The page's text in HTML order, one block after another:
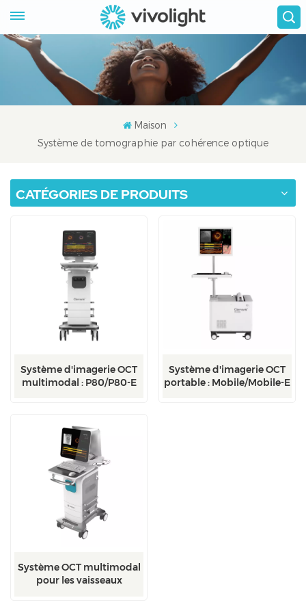
Maison
Système de tomographie par cohérence optique
CATÉGORIES DE PRODUITS
Système d'imagerie OCT
multimodal : P80/P80-E
Système d'imagerie OCT
portable : Mobile/Mobile-E
Système OCT multimodal
pour les vaisseaux